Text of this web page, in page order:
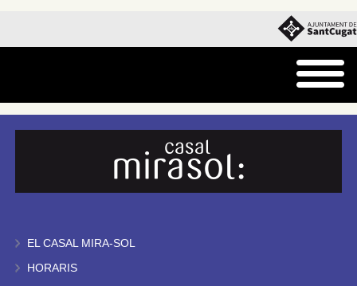
EL CASAL MIRA-SOL
HORARIS